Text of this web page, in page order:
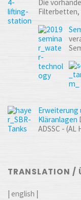
Die
Erweiterung
Kläranlagen
ADSSC - (AL
TRANSLATION /
|english |